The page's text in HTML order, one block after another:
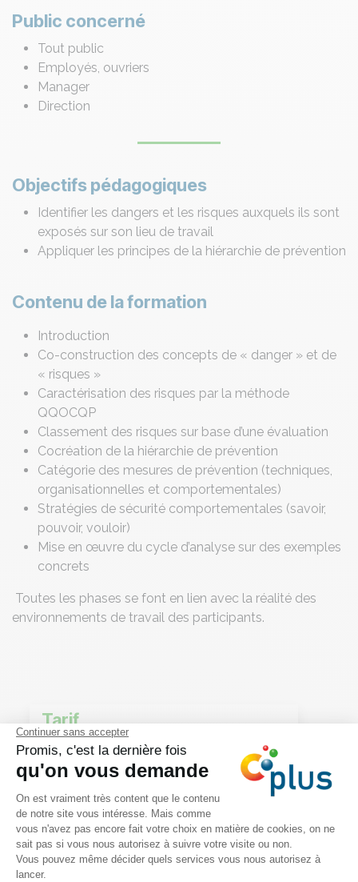
Public concerné
Tout public
Employés, ouvriers
Manager
Direction
Objectifs pédagogiques
Identifier les dangers et les risques auxquels ils sont
exposés sur son lieu de travail
Appliquer les principes de la hiérarchie de prévention
Contenu de la formation
Introduction
Co-construction des concepts de « danger » et de
« risques »
Caractérisation des risques par la méthode
QQOCQP
Classement des risques sur base d’une évaluation
Cocréation de la hiérarchie de prévention
Catégorie des mesures de prévention (techniques,
organisationnelles et comportementales)
Stratégies de sécurité comportementales (savoir,
pouvoir, vouloir)
Mise en œuvre du cycle d’analyse sur des exemples
concrets
Toutes les phases se font en lien avec la réalité des
environnements de travail des participants.
Tarif
490€ HTVA pour la journée
complète de formation
Infos pratiques
Pauses-café et repas inclus